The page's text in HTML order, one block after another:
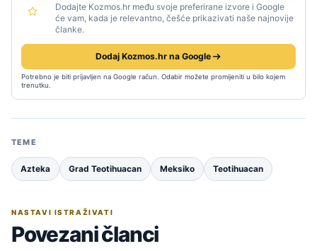
Dodajte Kozmos.hr među svoje preferirane izvore i Google
će vam, kada je relevantno, češće prikazivati naše najnovije
članke.
Dodaj Kozmos.hr na Google
Potrebno je biti prijavljen na Google račun. Odabir možete promijeniti u bilo kojem
trenutku.
TEME
Azteka Grad Teotihuacan Meksiko Teotihuacan
NASTAVI ISTRAŽIVATI
Povezani članci